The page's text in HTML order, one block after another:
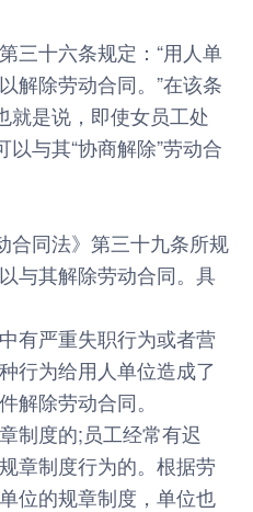
十六条规定：“用人单
解除劳动合同。”在该条
就是说，即使女员工处
以与其“协商解除”劳动合
同法》第三十九条所规
与其解除劳动合同。具
严重失职行为或者营
行为给用人单位造成了
解除劳动合同。
度的;员工经常有迟
章制度行为的。根据劳
位的规章制度，单位也